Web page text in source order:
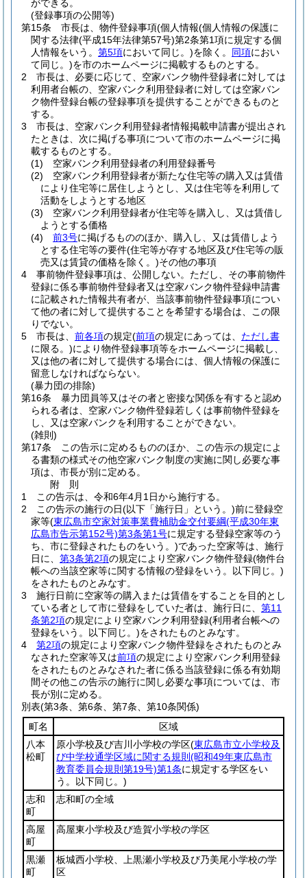
ができる。
(登録事項の公開等)
第15条
市長は、物件登録事項(個人情報(個人情報の保護に
関する法律(平成15年法律第57号)第2条第1項に規定する個
人情報をいう。 第5項において同じ。)を除く。 同項におい
て同じ。)を市のホームページに掲載するものとする。
2
市長は、必要に応じて、空家バンク物件登録者に対しては
利用者台帳の、空家バンク利用登録者に対しては空家バン
ク物件登録台帳の登録事項を提供することができるものと
する。
3
市長は、空家バンク利用登録者情報掲載申請書が提出され
たときは、次に掲げる事項について市のホームページに掲
載するものとする。
(1)
空家バンク利用登録者の利用登録番号
(2)
空家バンク利用登録者が新たな住宅等の購入又は賃借
により住宅等に居住しようとし、又は住宅等を利用して
活動をしようとする地区
(3)
空家バンク利用登録者が住宅等を購入し、又は賃借し
ようとする価格
(4)
前3号に掲げるもののほか、購入し、又は賃借しよう
とする住宅等の要件(住宅等が存する地区及び住宅等の販
売又は賃貸の価格を除く。)その他の事項
4
事前物件登録事項は、公開しない。 ただし、その事前物件
登録に係る事前物件登録者又は空家バンク物件登録申請書
に記載された情報共有者が、当該事前物件登録事項につい
て他の者に対して提供することを希望する場合は、この限
りでない。
5
市長は、 前各項の規定(前項の規定にあっては、 ただし書
に限る。)により物件登録事項等をホームページに掲載し、
又は他の者に対して提供する場合には、個人情報の保護に
留意しなければならない。
(暴力団の排除)
第16条
暴力団員等又はその者と密接な関係を有すると認め
られる者は、空家バンク物件登録若しくは事前物件登録を
し、又は空家バンクを利用することができない。
(雑則)
第17条
この告示に定めるもののほか、この告示の規定によ
る書類の様式その他空家バンク制度の実施に関し必要な事
項は、市長が別に定める。
附 則
1
この告示は、令和6年4月1日から施行する。
2
この告示の施行の日(以下「施行日」という。)前に登録空
家等(東広島市空家対策事業費補助金交付要綱(平成30年東
広島市告示第152号)第3条第1号に規定する登録空家等のう
ち、市に登録されたものをいう。)であった空家等は、施行
日に、 第3条第2項の規定により空家バンク物件登録(物件台
帳への当該空家等に関する情報の登録をいう。以下同じ。)
をされたものとみなす。
3
施行日前に空家等の購入または賃借をすることを目的とし
ている者として市に登録をしていた者は、施行日に、 第11
条第2項の規定により空家バンク利用登録(利用者台帳への
登録をいう。以下同じ。)をされたものとみなす。
4
第2項の規定により空家バンク物件登録をされたものとみ
なされた空家等又は前項の規定により空家バンク利用登録
をされたものとみなされた者に係る当該登録に係る有効期
間その他この告示の施行に関し必要な事項については、市
長が別に定める。
別表(第3条、第6条、第7条、第10条関係)
町名
区域
八本
松町
原小学校及び吉川小学校の学区(東広島市立小学校及
び中学校通学区域に関する規則 (昭和49年東広島市
教育委員会規則第19号)第1条に規定する学区をい
う。以下同じ。)
志和
町
志和町の全域
高屋
町
高屋東小学校及び造賀小学校の学区
黒瀬
町
板城西小学校、上黒瀬小学校及び乃美尾小学校の学
区